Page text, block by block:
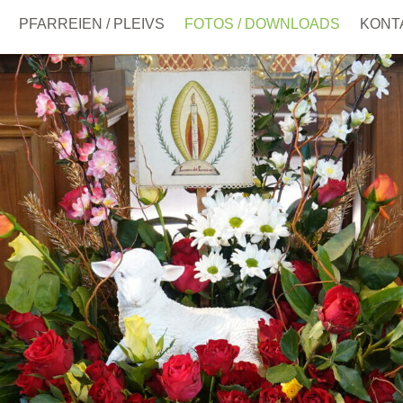
PFARREIEN / PLEIVS FOTOS / DOWNLOADS